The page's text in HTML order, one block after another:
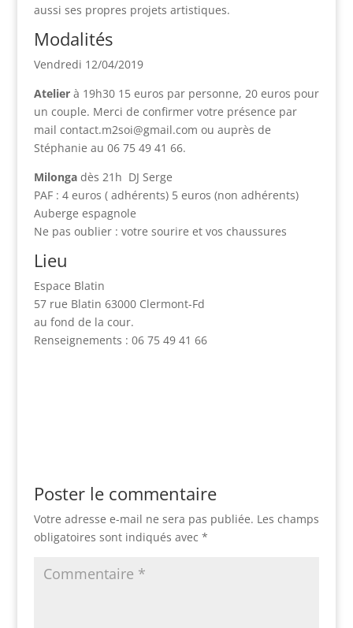
aussi ses propres projets artistiques.
Modalités
Vendredi 12/04/2019
Atelier à 19h30 15 euros par personne, 20 euros pour
un couple. Merci de confirmer votre présence par
mail contact.m2soi@gmail.com ou auprès de
Stéphanie au 06 75 49 41 66.
Milonga dès 21h DJ Serge
PAF : 4 euros ( adhérents) 5 euros (non adhérents)
Auberge espagnole
Ne pas oublier : votre sourire et vos chaussures
Lieu
Espace Blatin
57 rue Blatin 63000 Clermont-Fd
au fond de la cour.
Renseignements : 06 75 49 41 66
Poster le commentaire
Votre adresse e-mail ne sera pas publiée. Les champs
obligatoires sont indiqués avec *